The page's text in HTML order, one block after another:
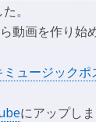
。
動画を作り始
ミュージックポ
にアップし